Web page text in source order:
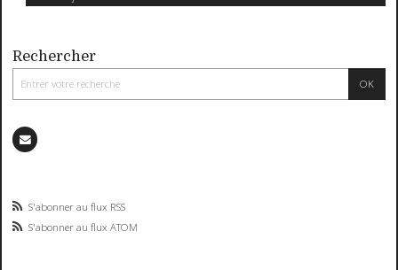
Rechercher
S'abonner au flux RSS
S'abonner au flux ATOM